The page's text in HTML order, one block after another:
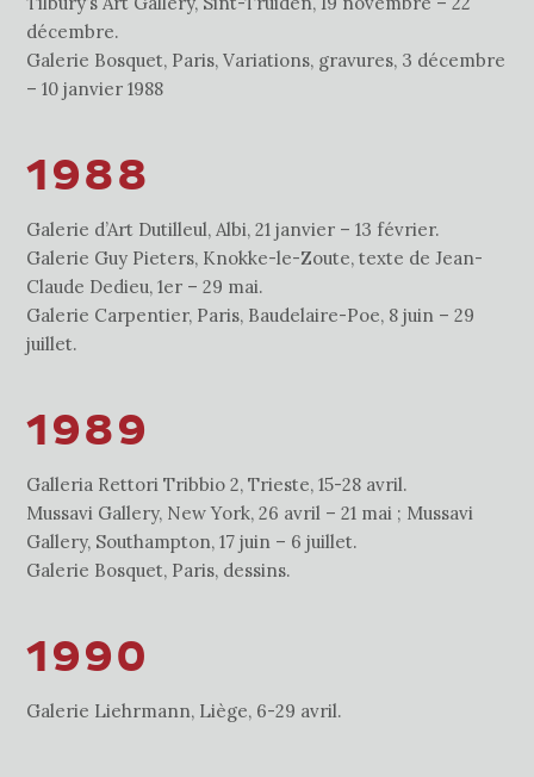
décembre.
Galerie Bosquet, Paris, Variations, gravures, 3 décembre
– 10 janvier 1988
1988
Galerie d’Art Dutilleul, Albi, 21 janvier – 13 février.
Galerie Guy Pieters, Knokke-le-Zoute, texte de Jean-
Claude Dedieu, 1er – 29 mai.
Galerie Carpentier, Paris, Baudelaire-Poe, 8 juin – 29
juillet.
1989
Galleria Rettori Tribbio 2, Trieste, 15-28 avril.
Mussavi Gallery, New York, 26 avril – 21 mai ; Mussavi
Gallery, Southampton, 17 juin – 6 juillet.
Galerie Bosquet, Paris, dessins.
1990
Galerie Liehrmann, Liège, 6-29 avril.